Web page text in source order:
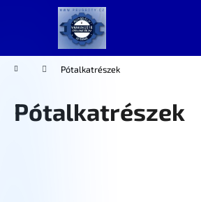
KezdőlapPótalkatrészek
Pótalkatrészek
á
Vissza
a boltba
Vissza
a boltba